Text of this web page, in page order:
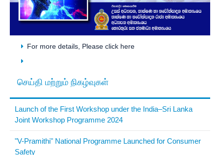
For more details, Please click here
செய்தி மற்றும் நிகழ்வுகள்
Launch of the First Workshop under the India–Sri Lanka
Joint Workshop Programme 2024
"V-Pramithi" National Programme Launched for Consumer
Safety